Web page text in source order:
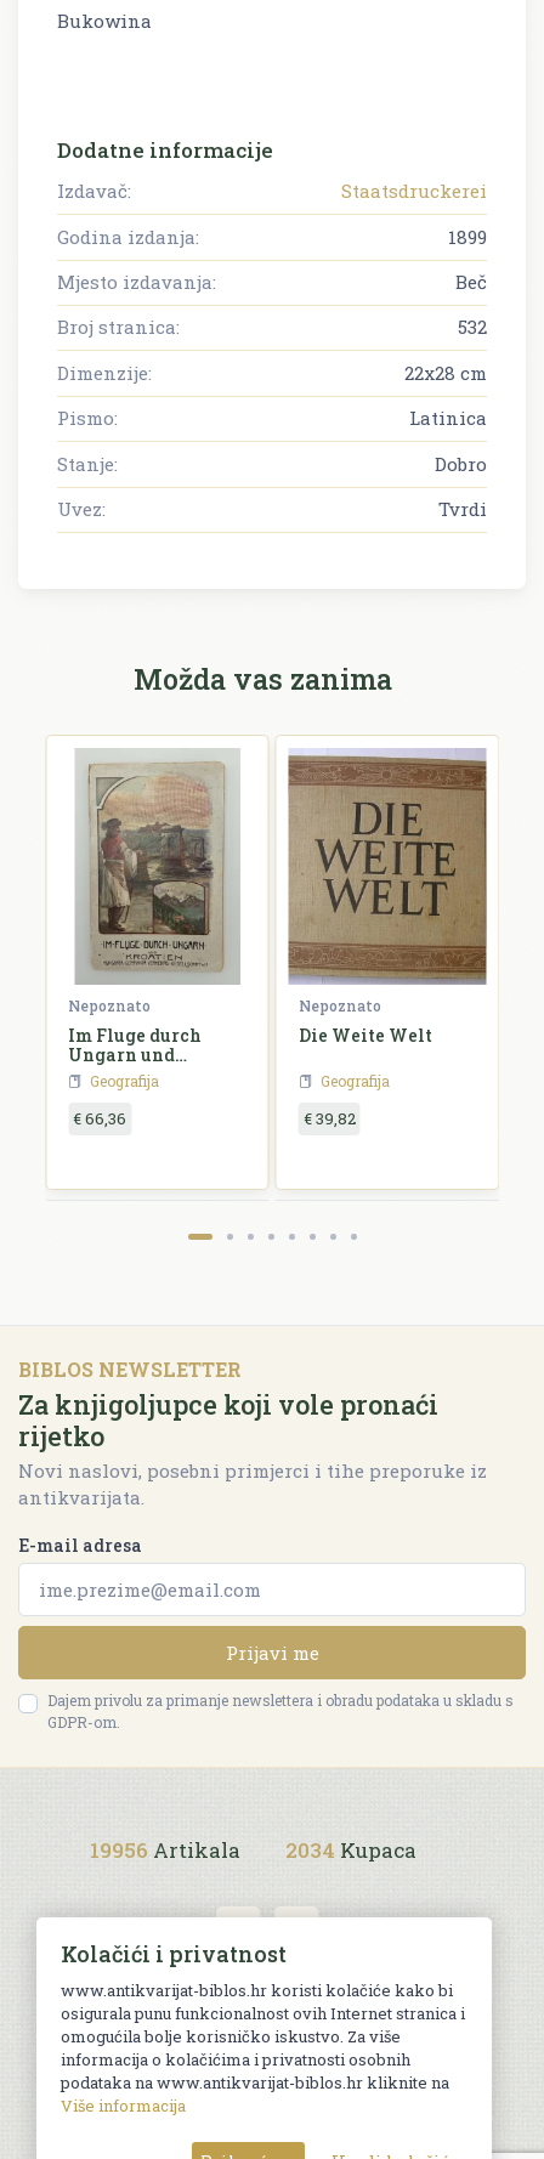
Bukowina
Dodatne informacije
Izdavač:
Staatsdruckerei
Godina izdanja:
1899
Mjesto izdavanja:
Beč
Broj stranica:
532
Dimenzije:
22x28 cm
Pismo:
Latinica
Stanje:
Dobro
Uvez:
Tvrdi
Možda vas zanima
Nepoznato
Im Fluge durch
Ungarn und
Kroatien
Geografija
€ 66,36
Nepoznato
Die Weite Welt
Geografija
€ 39,82
BIBLOS NEWSLETTER
Za knjigoljupce koji vole pronaći
rijetko
Novi naslovi, posebni primjerci i tihe preporuke iz
antikvarijata.
E-mail adresa
Prijavi me
Dajem privolu za primanje newslettera i obradu podataka u skladu s
GDPR-om.
19956 Artikala 2034 Kupaca
Uvjeti kupnje
© Sva prava pridržana. Web by
Kolačići i privatnost
www.antikvarijat-biblos.hr koristi kolačiće kako bi
osigurala punu funkcionalnost ovih Internet stranica i
omogućila bolje korisničko iskustvo. Za više
informacija o kolačićima i privatnosti osobnih
podataka na www.antikvarijat-biblos.hr kliknite na
Više informacija